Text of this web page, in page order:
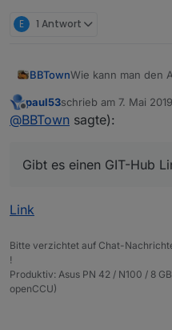
E 1 Antwort
BBTownWie kann man den
Offline
paul53schrieb am 7. Mai
zuletzt editiert von
@BBTown sagte):
Gibt es einen GIT-Hub
Link
Bitte verzichtet auf Chat-
!
Produktiv: Asus PN 42 / N100 / 8
openCCU)